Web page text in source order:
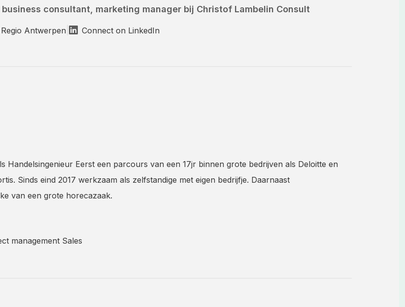
consultant, marketing manager bij Christof Lambelin Consult
Regio Antwerpen Connect on LinkedIn
Handelsingenieur Eerst een parcours van een 17jr binnen grote bedrijven als Deloitte en
Sinds eind 2017 werkzaam als zelfstandige met eigen bedrijfje. Daarnaast
van een grote horecazaak.
management Sales